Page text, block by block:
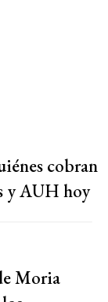
cobran
y AUH hoy
Moria